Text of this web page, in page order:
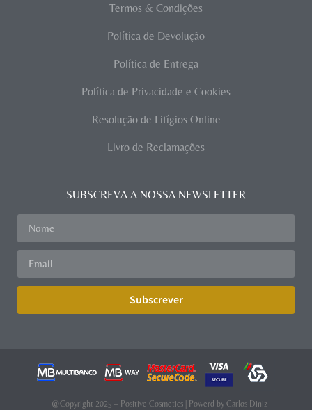
Termos & Condições
Política de Devolução
Política de Entrega
Política de Privacidade e Cookies
Resolução de Litígios Online
Livro de Reclamações
SUBSCREVA A NOSSA NEWSLETTER
Subscrever
@Copyright 2025 – Positive Cosmetics | Powerd by Carlos Diniz